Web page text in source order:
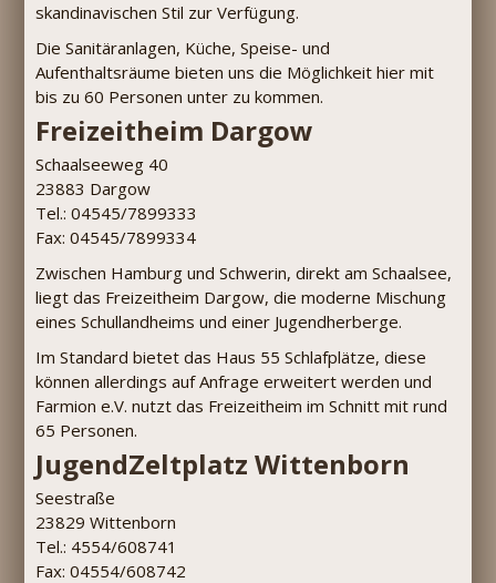
skandinavischen Stil zur Verfügung.
Die Sanitäranlagen, Küche, Speise- und
Aufenthaltsräume bieten uns die Möglichkeit hier mit
bis zu 60 Personen unter zu kommen.
Freizeitheim Dargow
Schaalseeweg 40
23883 Dargow
Tel.: 04545/7899333
Fax: 04545/7899334
Zwischen Hamburg und Schwerin, direkt am Schaalsee,
liegt das Freizeitheim Dargow, die moderne Mischung
eines Schullandheims und einer Jugendherberge.
Im Standard bietet das Haus 55 Schlafplätze, diese
können allerdings auf Anfrage erweitert werden und
Farmion e.V. nutzt das Freizeitheim im Schnitt mit rund
65 Personen.
JugendZeltplatz Wittenborn
Seestraße
23829 Wittenborn
Tel.: 4554/608741
Fax: 04554/608742